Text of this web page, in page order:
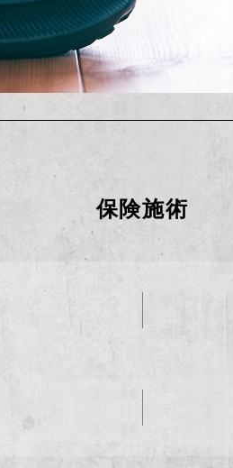
保険施術